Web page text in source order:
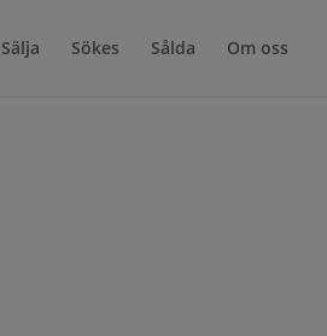
Sälja Sökes Sålda Om oss